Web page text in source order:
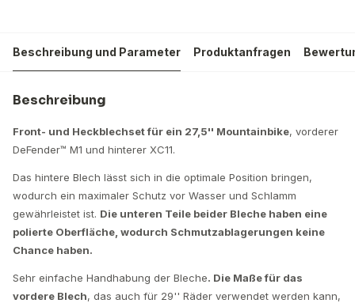
Beschreibung und Parameter Produktanfragen
Beschreibung
Front- und Heckblechset für ein 27,5'' Mountainbike, vorderer
DeFender™ M1 und hinterer XC11.
Das hintere Blech lässt sich in die optimale Position bringen,
wodurch ein maximaler Schutz vor Wasser und Schlamm
gewährleistet ist. Die unteren Teile beider Bleche haben eine
polierte Oberfläche, wodurch Schmutzablagerungen keine
Chance haben.
Sehr einfache Handhabung der Bleche. Die Maße für das
vordere Blech, das auch für 29'' Räder verwendet werden kann,